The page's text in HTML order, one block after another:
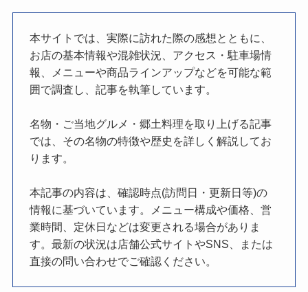
本サイトでは、実際に訪れた際の感想とともに、
お店の基本情報や混雑状況、アクセス・駐車場情
報、メニューや商品ラインアップなどを可能な範
囲で調査し、記事を執筆しています。
名物・ご当地グルメ・郷土料理を取り上げる記事
では、その名物の特徴や歴史を詳しく解説してお
ります。
本記事の内容は、確認時点(訪問日・更新日等)の
情報に基づいています。メニュー構成や価格、営
業時間、定休日などは変更される場合がありま
す。最新の状況は店舗公式サイトやSNS、または
直接の問い合わせでご確認ください。